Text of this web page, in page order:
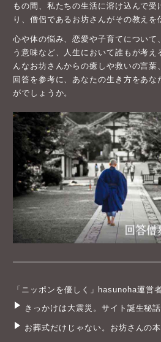
もの間、私たちの生活に溶け込んで受
り、僧侶であるお坊さんがその教えを
心や体の悩み、恋愛や子育てについて
う意味など、人生において誰もが考
んなお坊さんからの癒しや救いの言葉
回答を参考に、あなたの生き方をあ
がでしょうか。
「ニッポンを優しく」hasunoha運営
きっかけは大震災。サイト誕生秘話
お葬式だけじゃない。お坊さんの